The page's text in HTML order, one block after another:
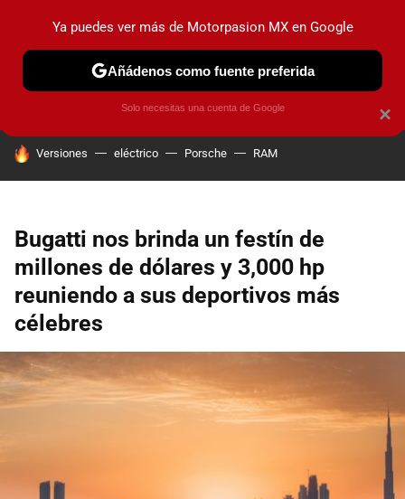
PRUEBAS INDUSTRIA HOY NO CIRCULA
HOY SE HABLA DE
Versiones eléctrico Porsche RAM
Bugatti nos brinda un festín de
millones de dólares y 3,000 hp
reuniendo a sus deportivos más
célebres
×
Ya puedes ver más de Motorpasion MX en Google
Añádenos como fuente preferida
Solo necesitas una cuenta de Google